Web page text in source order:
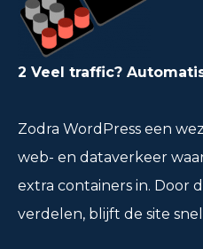
2 Veel traffic?
Zodra WordPress een
web- en dataverkeer
extra containers in. Door
verdelen, blijft de site